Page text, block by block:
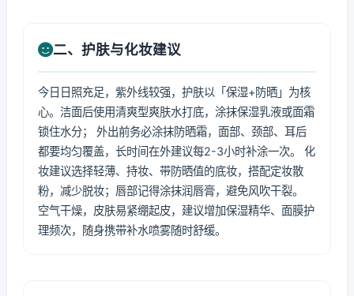
二、护肤与化妆建议
今日日照充足，紫外线较强，护肤以「保湿+防晒」为核
心。洁面后使用清爽型爽肤水打底，涂抹保湿乳液或面霜
锁住水分； 外出前务必涂抹防晒霜，面部、颈部、耳后
都要均匀覆盖，长时间在外建议每2-3小时补涂一次。 化
妆建议选择轻薄、持妆、带防晒值的底妆，搭配定妆散
粉，减少脱妆；唇部记得涂抹润唇膏，避免风吹干裂。
空气干燥，皮肤易紧绷起皮，建议增加保湿精华、面膜护
理频次，随身携带补水喷雾随时舒缓。